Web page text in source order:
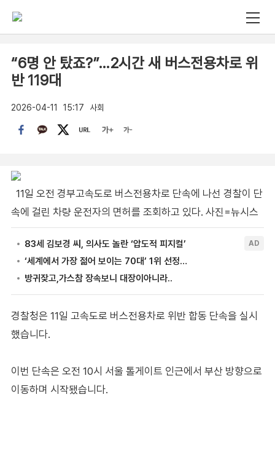
“6명 안 탔죠?”…2시간 새 버스전용차로 위
반 119대
2026-04-11 15:17 사회
11일 오전 경부고속도로 버스전용차로 단속에 나선 경찰이 단
속에 걸린 차량 운전자의 면허를 조회하고 있다. 사진=뉴시스
경찰청은 11일 고속도로 버스전용차로 위반 합동 단속을 실시
했습니다.
이번 단속은 오전 10시 서울 톨게이트 인근에서 부산 방향으로
이동하며 시작됐습니다.